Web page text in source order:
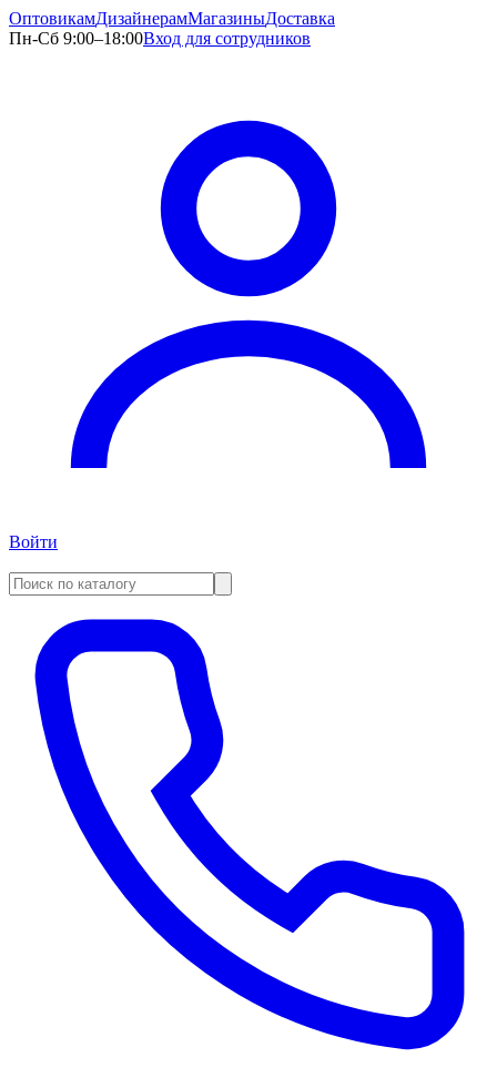
ОптовикамДизайнерамМагазиныДоставка
Пн-Сб 9:00–18:00Вход для сотрудников
Войти